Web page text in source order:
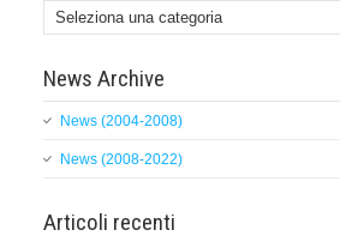
Categorie
News Archive
News (2004-2008)
News (2008-2022)
Articoli recenti